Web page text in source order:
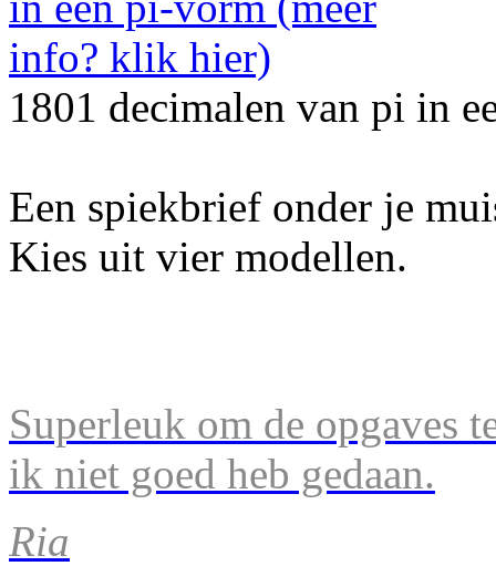
1801 decimalen van pi in
Een spiekbrief onder je
Kies uit vier modellen.
Superleuk om de opgaves
ik niet goed heb gedaan.
Ria